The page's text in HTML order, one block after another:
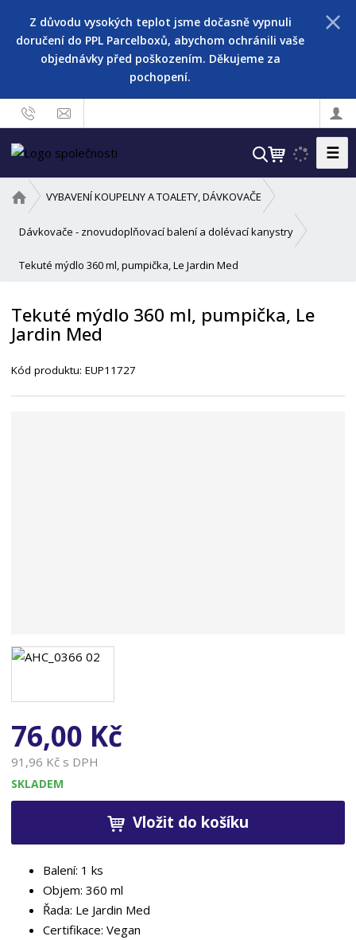
Z důvodu vysokých teplot jsme dočasně vypnuli
doručení do PPL Parcelboxů, abychom ochránili vaše
objednávky před poškozením. Děkujeme za
pochopení.
V
h
l
e
☰
v
o
n
t
r
n
VYBAVENÍ KOUPELNY A TOALETY, DÁVKOVAČE
Dávkovače - znovudoplňovací balení a dolévací kanystry
Tekuté mýdlo 360 ml, pumpička, Le Jardin Med
Tekuté mýdlo 360 ml, pumpička, Le
Jardin Med
Kód produktu:EUP11727
76,00 Kč
91,96 Kč s DPH
SKLADEM
Vložit do košíku
Balení: 1 ks
Objem: 360 ml
Řada: Le Jardin Med
Certifikace: Vegan